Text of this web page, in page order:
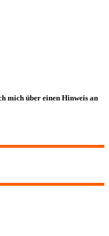
mich über einen Hinweis an